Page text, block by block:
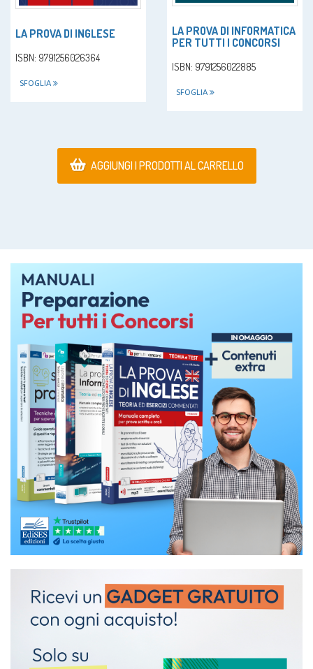
LA PROVA DI INGLESE
ISBN: 9791256026364
SFOGLIA
LA PROVA DI INFORMATICA
PER TUTTI I CONCORSI
ISBN: 9791256022885
SFOGLIA
AGGIUNGI I PRODOTTI AL CARRELLO